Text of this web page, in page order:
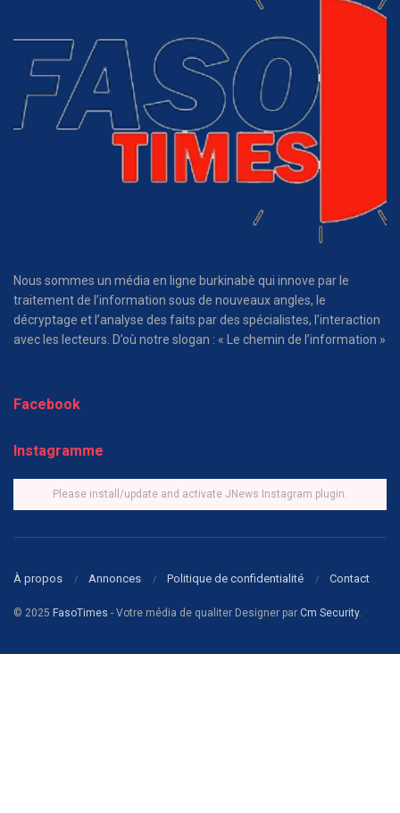
Nous sommes un média en ligne burkinabè qui innove par le
traitement de l’information sous de nouveaux angles, le
décryptage et l’analyse des faits par des spécialistes, l’interaction
avec les lecteurs. D’où notre slogan : « Le chemin de l’information »
Facebook
Instagramme
Please install/update and activate JNews Instagram plugin.
À propos Annonces Politique de confidentialité Contact
© 2025 FasoTimes - Votre média de qualiter Designer par Cm Security.